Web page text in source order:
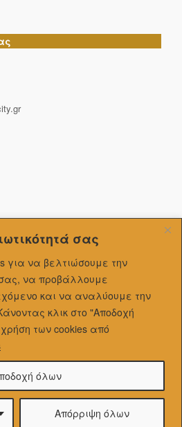
σας
για να βελτιώσουμε την
να προβάλλουμε
και να αναλύουμε την
κλικ στο "Αποδοχή
των cookies από
Απόρριψη όλων
όλων
by SiteOrigin